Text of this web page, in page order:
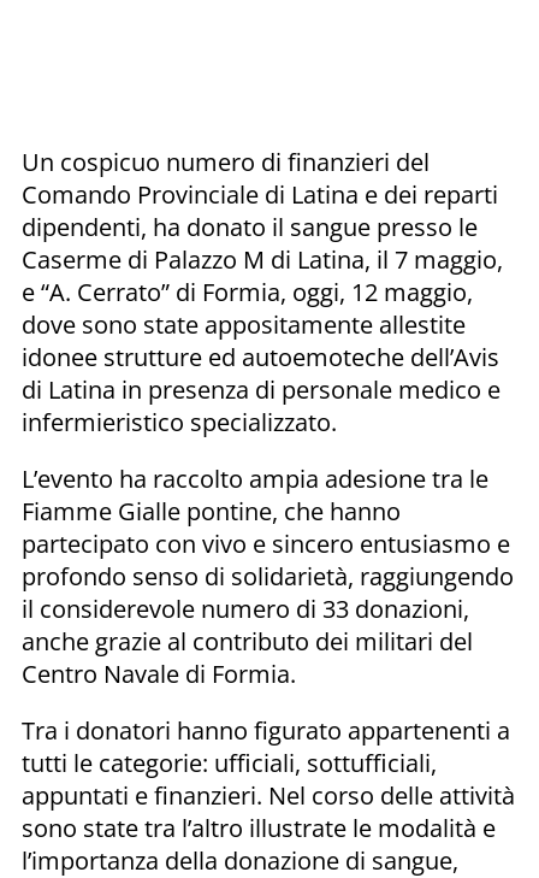
Un cospicuo numero di finanzieri del
Comando Provinciale di Latina e dei reparti
dipendenti, ha donato il sangue presso le
Caserme di Palazzo M di Latina, il 7 maggio,
e “A. Cerrato” di Formia, oggi, 12 maggio,
dove sono state appositamente allestite
idonee strutture ed autoemoteche dell’Avis
di Latina in presenza di personale medico e
infermieristico specializzato.
L’evento ha raccolto ampia adesione tra le
Fiamme Gialle pontine, che hanno
partecipato con vivo e sincero entusiasmo e
profondo senso di solidarietà, raggiungendo
il considerevole numero di 33 donazioni,
anche grazie al contributo dei militari del
Centro Navale di Formia.
Tra i donatori hanno figurato appartenenti a
tutti le categorie: ufficiali, sottufficiali,
appuntati e finanzieri. Nel corso delle attività
sono state tra l’altro illustrate le modalità e
l’importanza della donazione di sangue,